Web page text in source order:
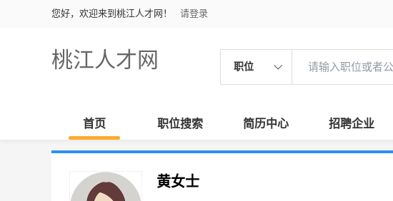
您好，欢迎来到桃江人才网！ 请登录
桃江人才网 职位
首页 职位搜索 简历中心 招聘企业
黄女士